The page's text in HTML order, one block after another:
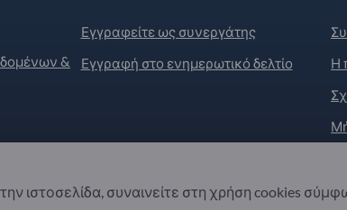
&
Εγγραφείτε ως συνεργάτης
Εγγραφή στο ενημερωτικό δελτίο
Η
International GmbH. All Rights Reserved.
ιστοσελίδα, συναινείτε στη χρήση cookies